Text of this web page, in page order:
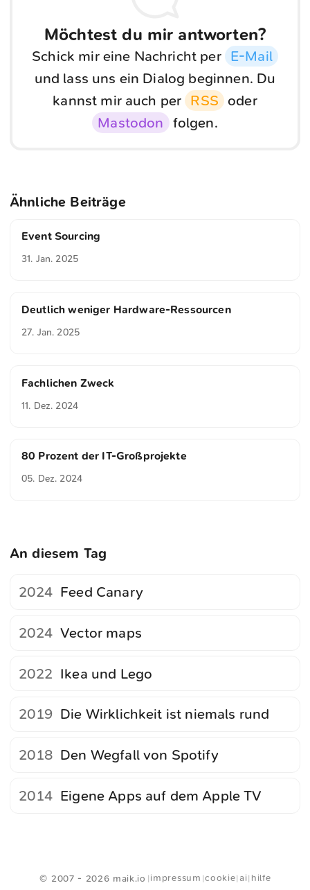
Möchtest du mir antworten?
Schick mir eine Nachricht per E-Mail
und lass uns ein Dialog beginnen. Du
kannst mir auch per RSS oder
Mastodon folgen.
Ähnliche Beiträge
Event Sourcing
31. Jan. 2025
Deutlich weniger Hardware-Ressourcen
27. Jan. 2025
Fachlichen Zweck
11. Dez. 2024
80 Prozent der IT-Großprojekte
05. Dez. 2024
An diesem Tag
2024 Feed Canary
2024 Vector maps
2022 Ikea und Lego
2019 Die Wirklichkeit ist niemals rund
2018 Den Wegfall von Spotify
2014 Eigene Apps auf dem Apple TV
© 2007 - 2026 maik.io | impressum |cookie| ai | hilfe